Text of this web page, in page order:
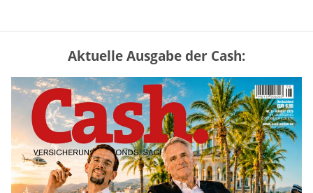
Mütterrente III Tabelle: So viel Renten-
Nachzahlung ist pro Kind möglich
mehr
„Jung kauft Alt“ 2026: Neue Förderung im
Überblick – Tabelle mit Kreditbeträgen
und Einkommensgrenzen
Aktuelle Ausgabe der Cash: